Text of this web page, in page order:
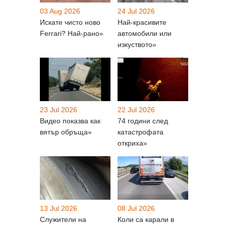
03 Aug 2026
Искате чисто ново
Ferrari? Най-рано»
24 Jul 2026
Най-красивите
автомобили или
изкуството»
23 Jul 2026
Видео показва как
вятър обръща»
22 Jul 2026
74 години след
катастрофата
откриха»
13 Jul 2026
Служители на
08 Jul 2026
Коли са карали в